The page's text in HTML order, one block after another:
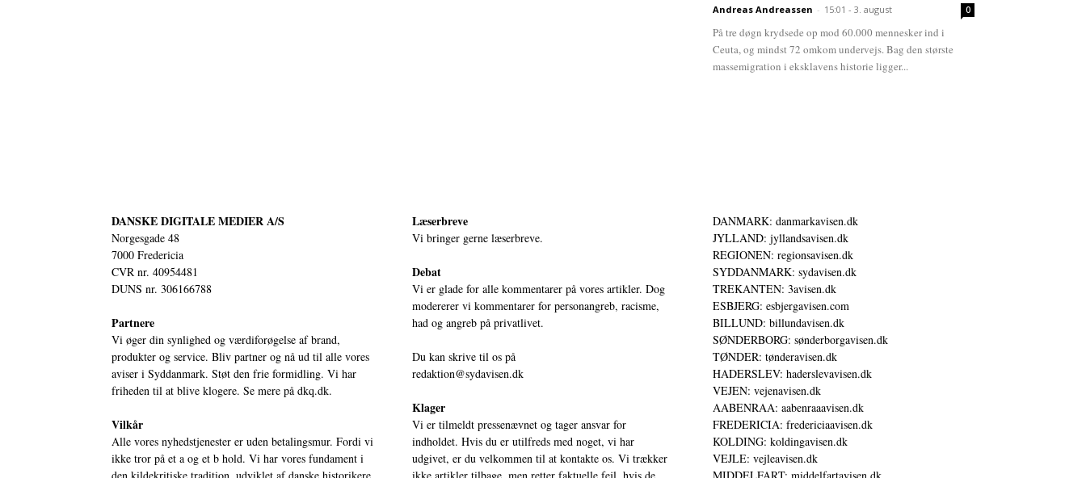
Andreas Andreassen - 15:01 - 3. august 0
På tre døgn krydsede op mod 60.000 mennesker ind i
Ceuta, og mindst 72 omkom undervejs. Bag den største
massemigration i eksklavens historie ligger...
DANSKE DIGITALE MEDIER A/S
Norgesgade 48
7000 Fredericia
CVR nr. 40954481
DUNS nr. 306166788
Partnere
Vi øger din synlighed og værdiforøgelse af brand,
produkter og service. Bliv partner og nå ud til alle vores
aviser i Syddanmark. Støt den frie formidling. Vi har
friheden til at blive klogere. Se mere på dkq.dk.
Vilkår
Alle vores nyhedstjenester er uden betalingsmur. Fordi vi
ikke tror på et a og et b hold. Vi har vores fundament i
Læserbreve
Vi bringer gerne læserbreve.
Debat
Vi er glade for alle kommentarer på vores artikler. Dog
modererer vi kommentarer for personangreb, racisme,
had og angreb på privatlivet.
Du kan skrive til os på
redaktion@sydavisen.dk
Klager
Vi er tilmeldt pressenævnet og tager ansvar for
indholdet. Hvis du er utilfreds med noget, vi har
udgivet, er du velkommen til at kontakte os. Vi trækker
DANMARK: danmarkavisen.dk
JYLLAND: jyllandsavisen.dk
REGIONEN: regionsavisen.dk
SYDDANMARK: sydavisen.dk
TREKANTEN: 3avisen.dk
ESBJERG: esbjergavisen.com
BILLUND: billundavisen.dk
SØNDERBORG: sønderborgavisen.dk
TØNDER: tønderavisen.dk
HADERSLEV: haderslevavisen.dk
VEJEN: vejenavisen.dk
AABENRAA: aabenraaavisen.dk
FREDERICIA: fredericiaavisen.dk
KOLDING: koldingavisen.dk
VEJLE: vejleavisen.dk